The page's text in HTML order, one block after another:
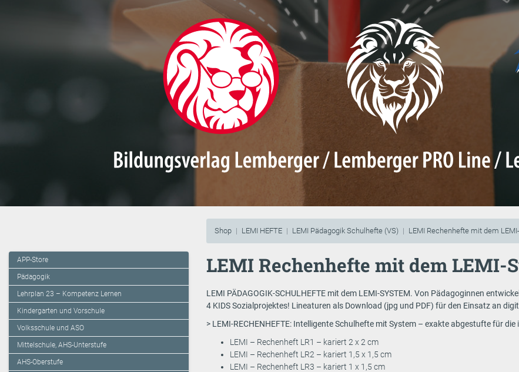
Shop LEMI HEFTE LEMI Pädagogik Schulhefte (VS) LEMI Rechenhefte mit dem
APP-Store
Pädagogik
Lehrplan 23 – Kompetenz Lernen
Kindergarten und Vorschule
Volksschule und ASO
Mittelschule, AHS-Unterstufe
AHS-Oberstufe
LEMI Rechenhefte mit dem LEMI-
LEMI PÄDAGOGIK-SCHULHEFTE mit dem LEMI-SYSTEM. Von Pädagoginnen
4 KIDS Sozialprojektes! Lineaturen als Download (jpg und PDF) für den Einsatz an
> LEMI-RECHENHEFTE: Intelligente Schulhefte mit System – exakte abgestufte für
LEMI – Rechenheft LR1 – kariert 2 x 2 cm
LEMI – Rechenheft LR2 – kariert 1,5 x 1,5 cm
LEMI – Rechenheft LR3 – kariert 1 x 1,5 cm